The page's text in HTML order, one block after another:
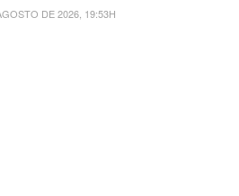
DE 2026, 19:53H